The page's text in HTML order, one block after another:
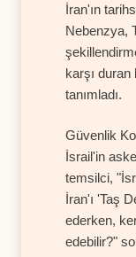
İran'ın
Nebenzya,
karşı
tanımladı.
Güvenlik
İsrail'in
temsilci,
İran'ı 'Taş
ederken,
edebilir?"